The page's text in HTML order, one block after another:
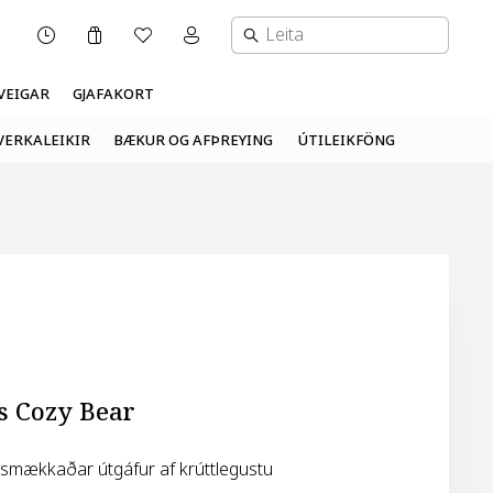
Karfa ÓskalistiMínar síður valmynd
GJAFAKORT
BÆKUR OG AFÞREYING ÚTILEIKFÖNG
Cozy Bear
útgáfur af krúttlegustu